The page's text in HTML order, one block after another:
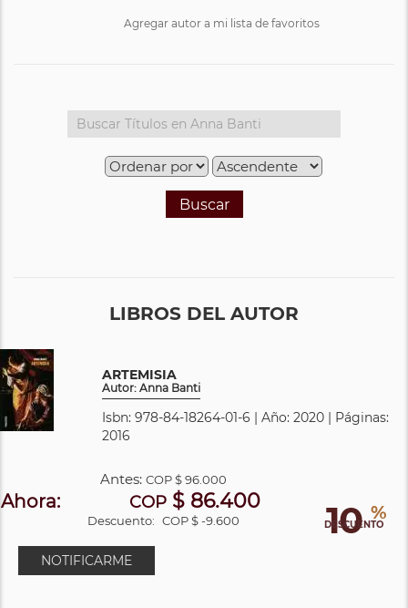
Agregar autor a mi lista de favoritos
Buscar
LIBROS DEL AUTOR
ARTEMISIA
Autor: Anna Banti
Isbn: 978-84-18264-01-6 | Año: 2020 | Páginas:
2016
10 %
DESCUENTO
Antes: COP$ 96.000
Ahora: COP $ 86.400
Descuento: COP $ -9.600
NOTIFICARME